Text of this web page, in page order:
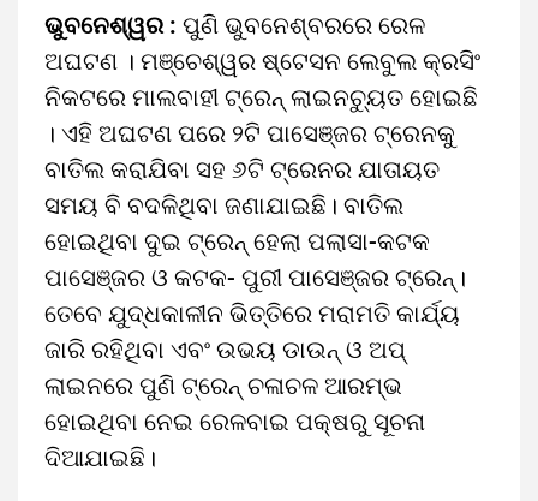
ଭୁବନେଶ୍ୱର : ପୁଣି ଭୁବନେଶ୍ବରରେ ରେଳ
ଅଘଟଣ । ମଞ୍ଚେଶ୍ୱର ଷ୍ଟେସନ ଲେବୁଲ କ୍ରସିଂ
ନିକଟରେ ମାଲବାହୀ ଟ୍ରେନ୍ ଲାଇନଚ୍ୟୁତ ହୋଇଛି
। ଏହି ଅଘଟଣ ପରେ ୨ଟି ପାସେଞ୍ଜର ଟ୍ରେନକୁ
ବାତିଲ କରାଯିବା ସହ ୬ଟି ଟ୍ରେନର ଯାତାୟତ
ସମୟ ବି ବଦଳିଥିବା ଜଣାଯାଇଛି। ବାତିଲ
ହୋଇଥିବା ଦୁଇ ଟ୍ରେନ୍ ହେଲା ପଲାସା-କଟକ
ପାସେଞ୍ଜର ଓ କଟକ- ପୁରୀ ପାସେଞ୍ଜର ଟ୍ରେନ୍।
ତେବେ ଯୁଦ୍ଧକାଳୀନ ଭିତ୍ତିରେ ମରାମତି କାର୍ଯ୍ୟ
ଜାରି ରହିଥିବା ଏବଂ ଉଭୟ ଡାଉନ୍ ଓ ଅପ୍
ଲାଇନରେ ପୁଣି ଟ୍ରେନ୍ ଚଳାଚଳ ଆରମ୍ଭ
ହୋଇଥିବା ନେଇ ରେଳବାଇ ପକ୍ଷରୁ ସୂଚନା
ଦିଆଯାଇଛି।